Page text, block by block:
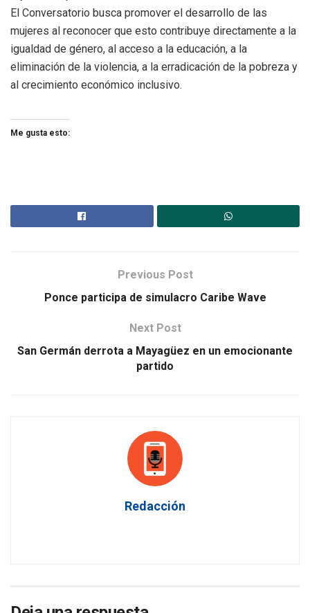
El Conversatorio busca promover el desarrollo de las
mujeres al reconocer que esto contribuye directamente a la
igualdad de género, al acceso a la educación, a la
eliminación de la violencia, a la erradicación de la pobreza y
al crecimiento económico inclusivo.
Me gusta esto:
Previous Post
Ponce participa de simulacro Caribe Wave
Next Post
San Germán derrota a Mayagüez en un emocionante
partido
Redacción